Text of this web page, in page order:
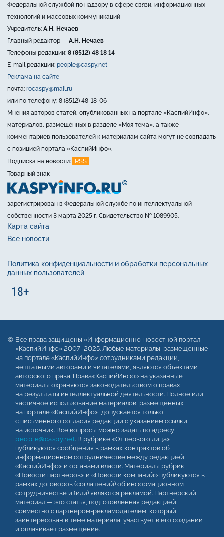
Федеральной службой по надзору в сфере связи, информационных
технологий и массовых коммуникаций
Учредитель: А.Н. Нечаев
Главный редактор — А.Н. Нечаев
Телефоны редакции: 8 (8512) 48 18 14
E-mail редакции: people@caspy.net
Реклама на сайте
почта: rocaspy@mail.ru
или по телефону: 8 (8512) 48-18-06
Мнения авторов статей, опубликованных на портале «КаспийИнфо»,
материалов, размещённых в разделе «Моя тема», а также
комментариев пользователей к материалам сайта могут не совпадать
с позицией портала «КаспийИнфо».
Подписка на новости:
RSS
Товарный знак
зарегистрирован в Федеральной службе по интеллектуальной
собственности 3 марта 2025 г. Свидетельство № 1089905.
Карта сайта
Все новости
Политика конфиденциальности и обработки персональных
данных пользователей
Все права защищены «Информационно-новостной портал
«КаспийИнфо» 2007–2025. Любые материалы, размещенные
на портале «КаспийИнфо» сотрудниками редакции,
нештатными авторами и читателями, являются объектами
авторского права. Права«КаспийИнфо» на указанные
материалы охраняются законодательством о правах
на результаты интеллектуальной деятельности. Полное или
частичное использование материалов, размещенных
на портале «КаспийИнфо», допускается только
с письменного согласия редакции с указанием ссылки
на источник. Все вопросы можно задать по адресу
people@caspy.net. В рубрике «От первого лица»
публикуются сообщения в рамках контрактов об
информационном сотрудничестве между редакцией
«КаспийИнфо» и органами власти. Материалы рубрик
«Новости партнёров» и «Новости компаний» публикуются в
рамках договоров (соглашений) об информационном
сотрудничестве и (или) являются рекламой. Партнёрский
материал — это статья, подготовленная редакцией
совместно с партнёром-рекламодателем, который
заинтересован в теме материала, участвует в его создании
и оплачивает размещение.